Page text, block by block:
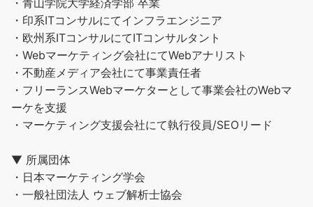
・青山学院大学経済学部 卒業
・印系ITコンサルにてインフラエンジニア
・欧州系ITコンサルにてITコンサルタント
・Webマーケティング会社にてWebアナリスト
・不動産メディア会社にて事業責任者
・フリーランスWebマーケターとして事業会社のWebマ
ーケを支援
・マーケティング支援会社にて執行役員/SEOリード
▼ 所属団体
・日本マーケティング学会
・一般社団法人 ウェブ解析士協会